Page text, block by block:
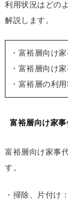
利用状況はどの
解説します。
・富裕層向け
・富裕層向け
・富裕層の利
富裕層向け家
富裕層向け家事
す。
・掃除、片付け